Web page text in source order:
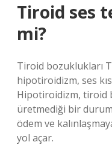
Tiroid ses
mi?
Tiroid bozuklukları
hipotiroidizm, ses
Hipotiroidizm, tiroid
üretmediği bir
ödem ve
yol açar.